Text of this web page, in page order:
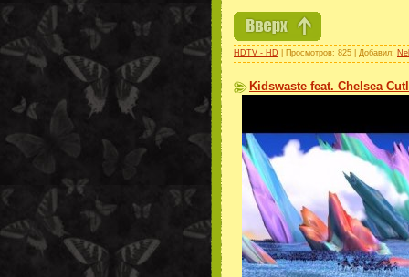
HDTV - HD | Просмотров: 825 | Добавил:
Kidswaste feat. Chelsea